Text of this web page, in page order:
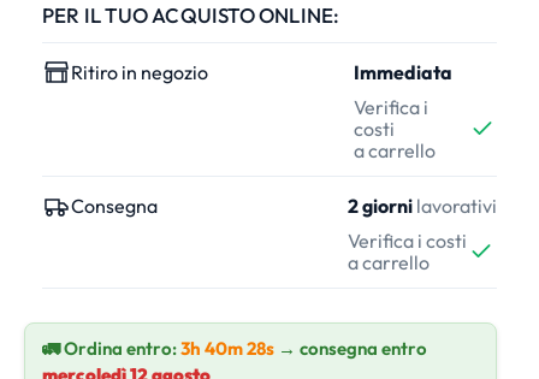
PER IL TUO ACQUISTO ONLINE:
Ritiro in negozio
Immediata
Verifica i
costi
a carrello
Consegna 2 giorni lavorativi
Verifica i costi
a carrello
🚛 Ordina entro:3h 40m 28s → consegna entro